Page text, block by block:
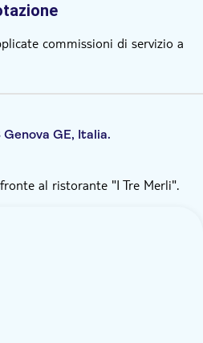
commissioni di servizio a
GE, Italia.
al ristorante "I Tre Merli".